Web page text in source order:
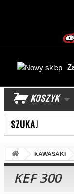
KOSZYK
KAWASAKI
KEF 300